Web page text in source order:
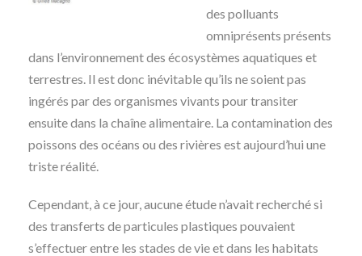
des polluants
omniprésents présents
dans l’environnement des écosystèmes aquatiques et
terrestres. Il est donc inévitable qu’ils ne soient pas
ingérés par des organismes vivants pour transiter
ensuite dans la chaîne alimentaire. La contamination des
poissons des océans ou des rivières est aujourd’hui une
triste réalité.
Cependant, à ce jour, aucune étude n’avait recherché si
des transferts de particules plastiques pouvaient
s’effectuer entre les stades de vie et dans les habitats